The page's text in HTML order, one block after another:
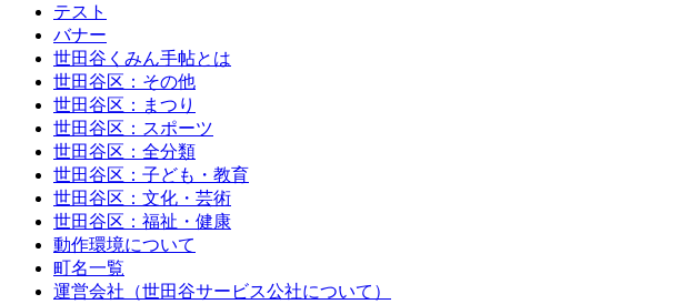
テスト
バナー
世田谷くみん手帖とは
世田谷区：その他
世田谷区：まつり
世田谷区：スポーツ
世田谷区：全分類
世田谷区：子ども・教育
世田谷区：文化・芸術
世田谷区：福祉・健康
動作環境について
町名一覧
運営会社（世田谷サービス公社について）